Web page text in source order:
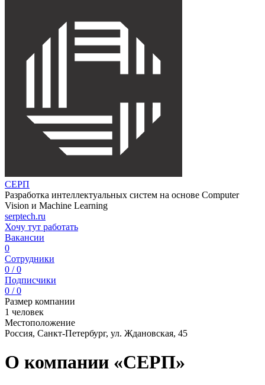
СЕРП
Разработка интеллектуальных систем на основе Computer
Vision и Machine Learning
serptech.ru
Хочу тут работать
Вакансии
0
Сотрудники
0 / 0
Подписчики
0 / 0
Размер компании
1 человек
Местоположение
Россия, Санкт-Петербург, ул. Ждановская, 45
О компании «СЕРП»